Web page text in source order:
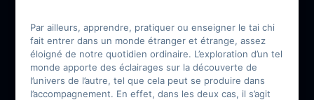
Par ailleurs, apprendre, pratiquer ou enseigner le tai chi
fait entrer dans un monde étranger et étrange, assez
éloigné de notre quotidien ordinaire. L’exploration d’un tel
monde apporte des éclairages sur la découverte de
l’univers de l’autre, tel que cela peut se produire dans
l’accompagnement. En effet, dans les deux cas, il s’agit